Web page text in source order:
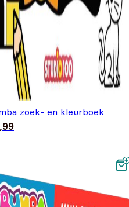
zoek- en kleurboek